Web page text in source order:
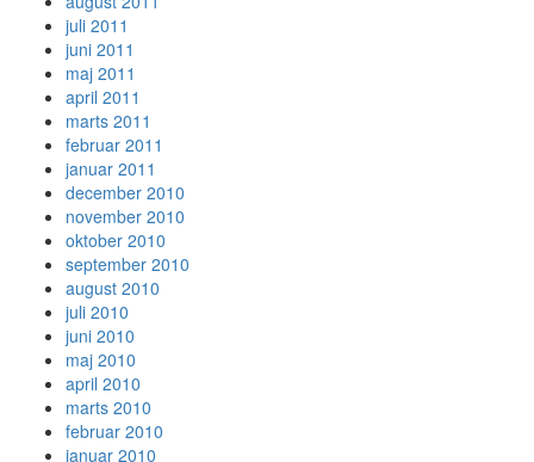
juli 2011
juni 2011
maj 2011
april 2011
marts 2011
februar 2011
januar 2011
december 2010
november 2010
oktober 2010
september 2010
august 2010
juli 2010
juni 2010
maj 2010
april 2010
marts 2010
februar 2010
januar 2010